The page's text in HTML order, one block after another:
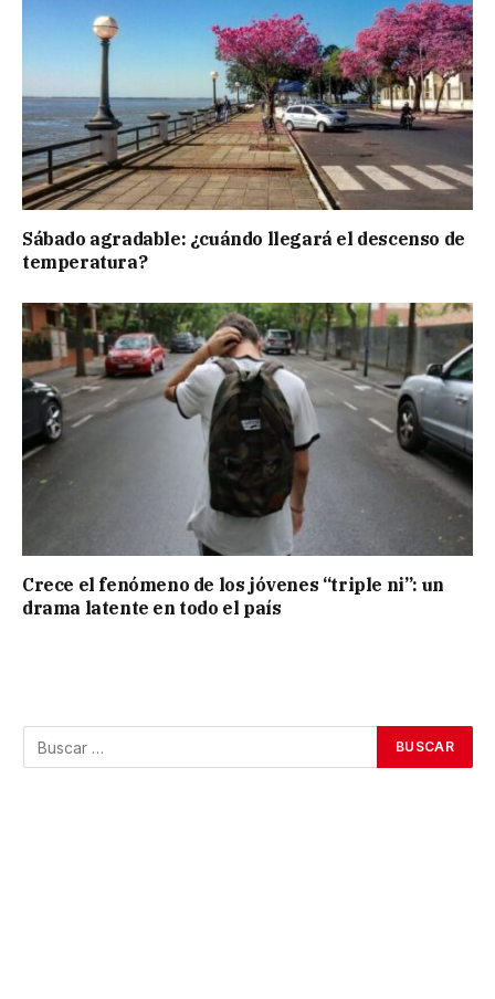
Sábado agradable: ¿cuándo llegará el descenso de
temperatura?
Crece el fenómeno de los jóvenes “triple ni”: un
drama latente en todo el país